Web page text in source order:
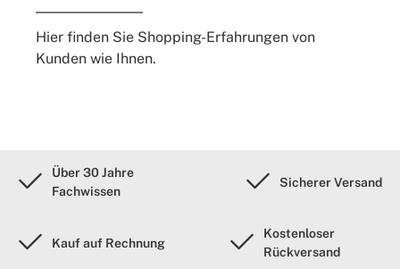
Hier finden Sie Shopping-Erfahrungen von
Kunden wie Ihnen.
Über 30 Jahre
Fachwissen
Sicherer Versand
Kauf auf Rechnung
Kostenloser
Rückversand